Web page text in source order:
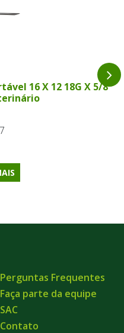
16 X 12 18G X 5/8"
Perguntas Frequentes
Faça parte da equipe
SAC
Contato